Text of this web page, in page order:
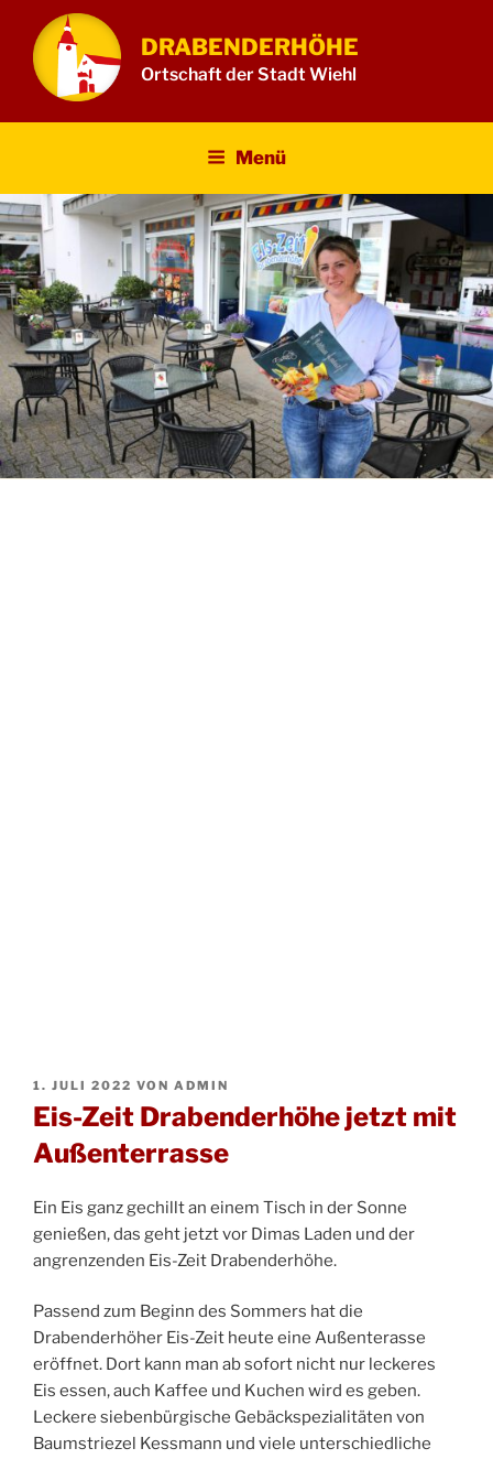
Inhalt
springen
DRABENDERHÖHE
Ortschaft der Stadt Wiehl
Menü
VERÖFFENTLICHT
AM
1. JULI 2022 VON ADMIN
Eis-Zeit Drabenderhöhe jetzt mit
Außenterrasse
Ein Eis ganz gechillt an einem Tisch in der Sonne
genießen, das geht jetzt vor Dimas Laden und der
angrenzenden Eis-Zeit Drabenderhöhe.
Passend zum Beginn des Sommers hat die
Drabenderhöher Eis-Zeit heute eine Außenterasse
eröffnet. Dort kann man ab sofort nicht nur leckeres
Eis essen, auch Kaffee und Kuchen wird es geben.
Leckere siebenbürgische Gebäckspezialitäten von
Baumstriezel Kessmann und viele unterschiedliche